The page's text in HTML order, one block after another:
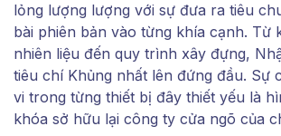
lỏng lượng lượng với sự đưa ra tiêu
bài phiên bản vào từng khía cạnh. Từ
nhiên liệu đến quy trình xây đựng,
tiêu chí Khủng nhất lên đứng đầu. Sự
vi trong từng thiết bị đây thiết yếu là
khóa sở hữu lại công ty cửa ngõ của